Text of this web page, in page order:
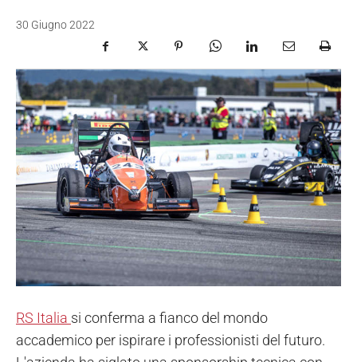
30 Giugno 2022
RS Italia si conferma a fianco del mondo
accademico per ispirare i professionisti del futuro.